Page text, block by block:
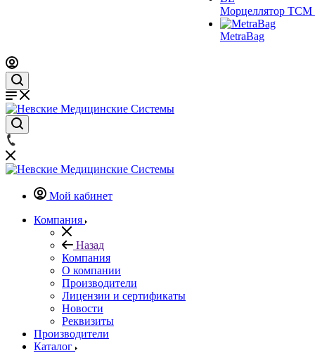
Морцеллятор ТСМ
MetraBag
Мой кабинет
Компания
Назад
Компания
О компании
Производители
Лицензии и сертификаты
Новости
Реквизиты
Производители
Каталог